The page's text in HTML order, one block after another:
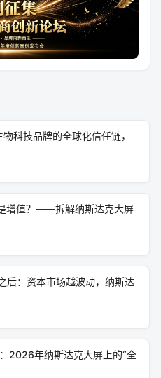
科技品牌的全球化信任链，
增值？——拆解纳斯达克大屏
后：资本市场越波动，纳斯达
2026年纳斯达克大屏上的“全